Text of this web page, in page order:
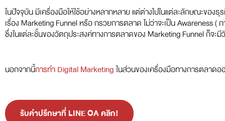
ในปัจจุบัน มีเครื่องมือให้ใช้อย่างหลากหลาย แต่ต่างไปในแต่ละลักษณะของ
เรื่อง Marketing Funnel หรือ กรวยการตลาด ไม่ว่าจะเป็น Awareness
ซึ่งในแต่ละชั้นของวัตถุประสงค์ทางการตลาดของ Marketing Funnel ก็จะ
นอกจากนี้การทำ Digital Marketingในส่วนของเครื่องมือทางการตลาด
รับคำปรึกษาที่ LINE OA คลิก!